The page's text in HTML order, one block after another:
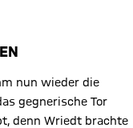
nun wieder die
gegnerische Tor
denn Wriedt brachte